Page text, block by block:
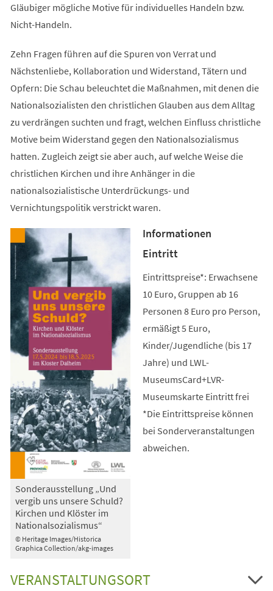
Gläubiger mögliche Motive für individuelles Handeln bzw.
Nicht-Handeln.
Zehn Fragen führen auf die Spuren von Verrat und
Nächstenliebe, Kollaboration und Widerstand, Tätern und
Opfern: Die Schau beleuchtet die Maßnahmen, mit denen die
Nationalsozialisten den christlichen Glauben aus dem Alltag
zu verdrängen suchten und fragt, welchen Einfluss christliche
Motive beim Widerstand gegen den Nationalsozialismus
hatten. Zugleich zeigt sie aber auch, auf welche Weise die
christlichen Kirchen und ihre Anhänger in die
nationalsozialistische Unterdrückungs- und
Vernichtungspolitik verstrickt waren.
© Heritage Images/Historica
Graphica Collection/akg-images
Sonderausstellung „Und
vergib uns unsere Schuld?
Kirchen und Klöster im
Nationalsozialismus“
Informationen
Eintritt
Eintrittspreise*: Erwachsene
10 Euro, Gruppen ab 16
Personen 8 Euro pro Person,
ermäßigt 5 Euro,
Kinder/Jugendliche (bis 17
Jahre) und LWL-
MuseumsCard+LVR-
Museumskarte Eintritt frei
*Die Eintrittspreise können
bei Sonderveranstaltungen
abweichen.
VERANSTALTUNGSORT